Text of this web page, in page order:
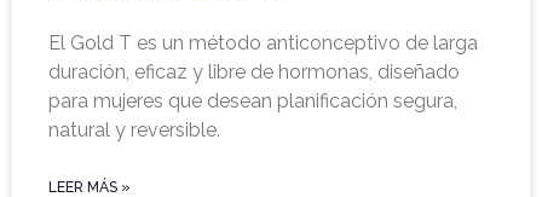
El Gold T es un método anticonceptivo de larga
duración, eficaz y libre de hormonas, diseñado
para mujeres que desean planificación segura,
natural y reversible.
LEER MÁS »